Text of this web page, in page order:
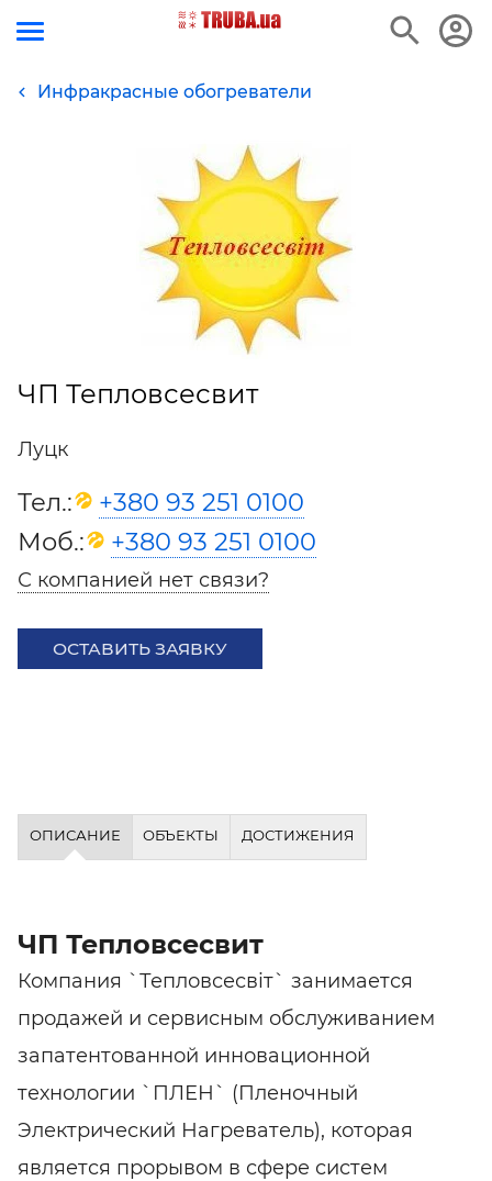
Инфракрасные обогреватели
ЧП Тепловсесвит
Луцк
Тел.:
+380 93 251 0100
Моб.:
+380 93 251 0100
С компанией нет связи?
ОСТАВИТЬ ЗАЯВКУ
ОПИСАНИЕ ОБЪЕКТЫ ДОСТИЖЕНИЯ
ЧП Тепловсесвит
Компания `Тепловсесвіт` занимается
продажей и сервисным обслуживанием
запатентованной инновационной
технологии `ПЛЕН` (Пленочный
Электрический Нагреватель), которая
является прорывом в сфере систем